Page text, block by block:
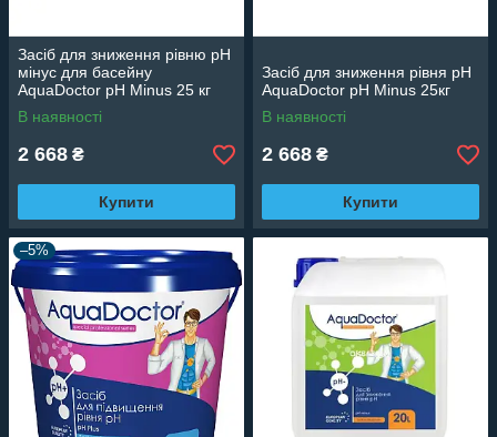
Засіб для зниження рівню pH
мінус для басейну
AquaDoctor pH Minus 25 кг
В наявності
2 668 ₴
Купити
Засіб для зниження рівня pH
AquaDoctor pH Minus 25кг
В наявності
2 668 ₴
Купити
–5%